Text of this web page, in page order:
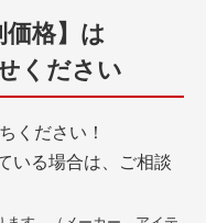
価格】は
ください
ください！
いる場合は、ご相談